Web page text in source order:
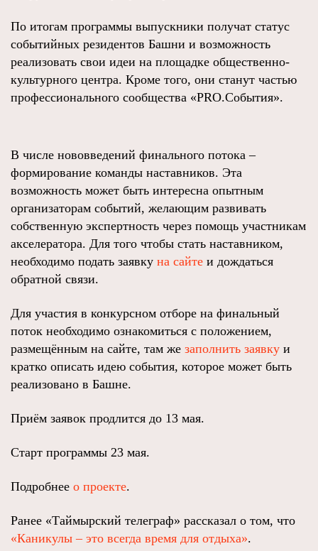
По итогам программы выпускники получат статус
событийных резидентов Башни и возможность
реализовать свои идеи на площадке общественно-
культурного центра. Кроме того, они станут частью
профессионального сообщества «PRO.События».
В числе нововведений финального потока –
формирование команды наставников. Эта
возможность может быть интересна опытным
организаторам событий, желающим развивать
собственную экспертность через помощь участникам
акселератора. Для того чтобы стать наставником,
необходимо подать заявку на сайте и дождаться
обратной связи.
Для участия в конкурсном отборе на финальный
поток необходимо ознакомиться с положением,
размещённым на сайте, там же заполнить заявку и
кратко описать идею события, которое может быть
реализовано в Башне.
Приём заявок продлится до 13 мая.
Старт программы 23 мая.
Подробнее о проекте.
Ранее «Таймырский телеграф» рассказал о том, что
«Каникулы – это всегда время для отдыха».